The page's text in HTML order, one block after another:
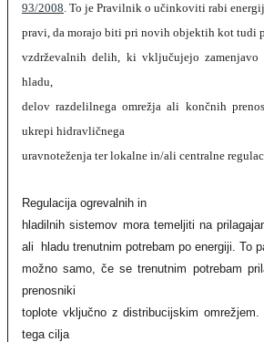
93/2008. To je Pravilnik o učinkoviti rabi
pravi, da morajo biti pri novih objektih kot tudi
vzdrževalnih delih, ki vključujejo zamenjavo
hladu,
delov razdelilnega omrežja ali končnih
ukrepi hidravličnega
uravnoteženja ter lokalne in/ali centralne
Regulacija ogrevalnih in
hladilnih sistemov mora temeljiti na
ali hladu trenutnim potrebam po energiji. To
možno samo, če se trenutnim potrebam
prenosniki
toplote vključno z distribucijskim
tega cilja